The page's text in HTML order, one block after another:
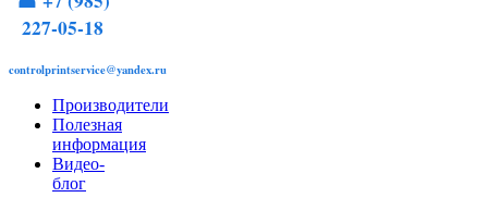
227-05-18
controlprintservice@yandex.ru
Производители
Полезная
информация
Видео-
блог